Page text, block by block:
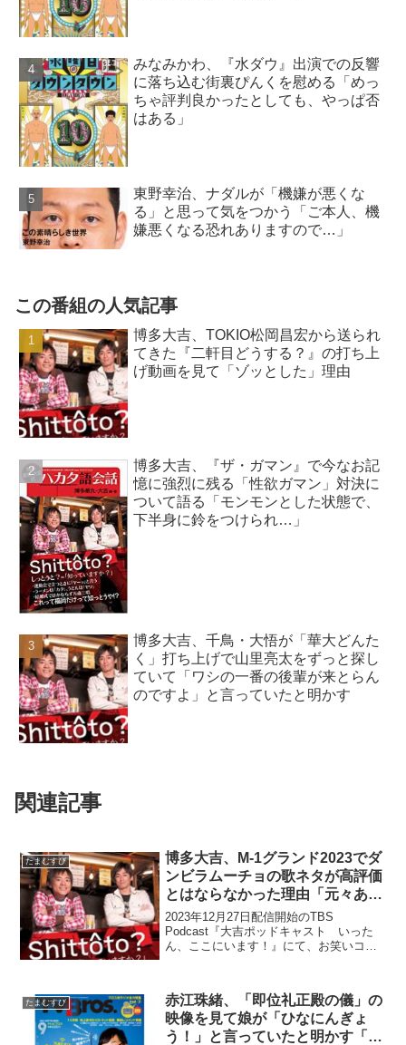
みなみかわ、『水ダウ』出演での反響
に落ち込む街裏ぴんくを慰める「めっ
ちゃ評判良かったとしても、やっぱ否
はある」
東野幸治、ナダルが「機嫌が悪くな
る」と思って気をつかう「ご本人、機
嫌悪くなる恐れありますので…」
この番組の人気記事
博多大吉、TOKIO松岡昌宏から送られ
てきた『二軒目どうする？』の打ち上
げ動画を見て「ゾッとした」理由
博多大吉、『ザ・ガマン』で今なお記
憶に強烈に残る「性欲ガマン」対決に
ついて語る「モンモンとした状態で、
下半身に鈴をつけられ…」
博多大吉、千鳥・大悟が「華大どんた
く」打ち上げで山里亮太をずっと探し
ていて「ワシの一番の後輩が来とらん
のですよ」と言っていたと明かす
関連記事
たまむすび
博多大吉、M-1グランド2023でダ
ンビラムーチョの歌ネタが高評価
とはならなかった理由「元々ある
のよ、こういうネタって」
2023年12月27日配信開始のTBS
Podcast『大吉ポッドキャスト いった
ん、ここにいます！』にて、お笑いコン
語って...
たまむすび
赤江珠緒、「即位礼正殿の儀」の
映像を見て娘が「ひなにんぎょ
う！」と言っていたと明かす「2